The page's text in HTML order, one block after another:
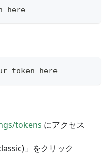
tokens にアクセス
」をクリック